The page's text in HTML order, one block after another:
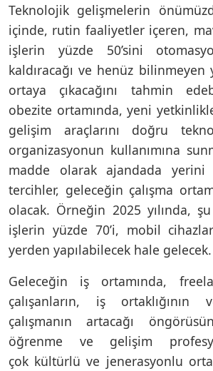
Teknolojik gelişmelerin
içinde, rutin faaliyetler içeren,
işlerin yüzde 50’sini
kaldıracağı ve henüz bilinmeyen
ortaya çıkacağını tahmin
obezite ortamında, yeni
gelişim araçlarını doğru
organizasyonun kullanımına
madde olarak ajandada yerini
tercihler, geleceğin çalışma
olacak. Örneğin 2025 yılında,
işlerin yüzde 70’i, mobil
yerden yapılabilecek hale gelecek.
Geleceğin iş ortamında,
çalışanların, iş
çalışmanın artacağı
öğrenme ve gelişim
çok kültürlü ve jenerasyonlu